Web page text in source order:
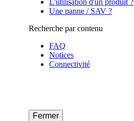
L'utilisation d'un produit ?
Une panne / SAV ?
Recherche par contenu
FAQ
Notices
Connectivité
Fermer